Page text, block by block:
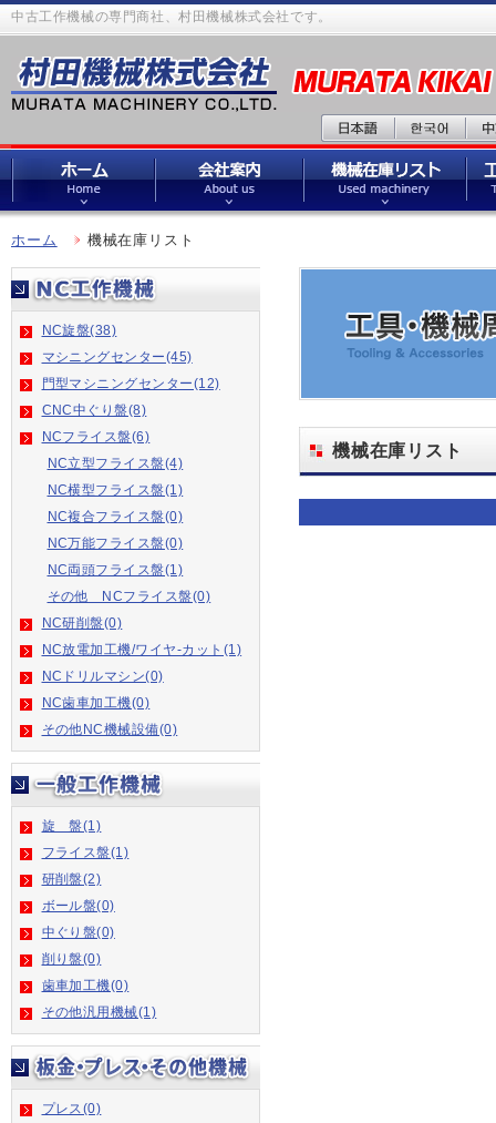
中古工作機械の専門商社、村田機械株式会社です。
ホーム 機械在庫リスト
NC旋盤(38)
マシニングセンター(45)
門型マシニングセンター(12)
CNC中ぐり盤(8)
NCフライス盤(6)
NC立型フライス盤(4)
NC横型フライス盤(1)
NC複合フライス盤(0)
NC万能フライス盤(0)
NC両頭フライス盤(1)
その他 NCフライス盤(0)
NC研削盤(0)
NC放電加工機/ワイヤ-カット(1)
NCドリルマシン(0)
NC歯車加工機(0)
その他NC機械設備(0)
旋 盤(1)
フライス盤(1)
研削盤(2)
ボール盤(0)
中ぐり盤(0)
削り盤(0)
歯車加工機(0)
その他汎用機械(1)
プレス(0)
機械在庫リスト